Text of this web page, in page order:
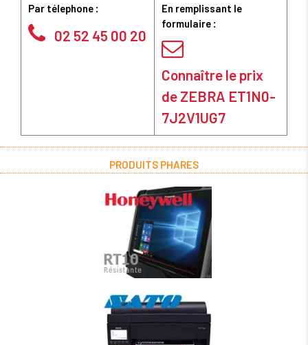
Par télephone :
02 52 45 00 20
En remplissant le
formulaire :
Connaître le prix
de ZEBRA ET1N0-
7J2V1UG7
PRODUITS PHARES